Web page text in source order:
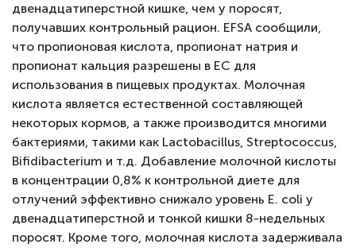
двенадцатиперстной кишке, чем у поросят,
получавших контрольный рацион. EFSA сообщили,
что пропионовая кислота, пропионат натрия и
пропионат кальция разрешены в ЕС для
использования в пищевых продуктах. Молочная
кислота является естественной составляющей
некоторых кормов, а также производится многими
бактериями, такими как Lactobacillus, Streptococcus,
Bifidibacterium и т.д. Добавление молочной кислоты
в концентрации 0,8% к контрольной диете для
отлучений эффективно снижало уровень E. coli у
двенадцатиперстной и тонкой кишки 8-недельных
поросят. Кроме того, молочная кислота задерживала